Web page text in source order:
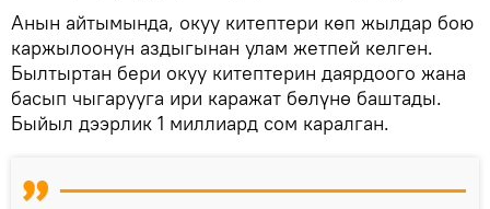
Анын айтымында, окуу китептери көп жылдар бою
каржылоонун аздыгынан улам жетпей келген.
Былтыртан бери окуу китептерин даярдоого жана
басып чыгарууга ири каражат бөлүнө баштады.
Быйыл дээрлик 1 миллиард сом каралган.